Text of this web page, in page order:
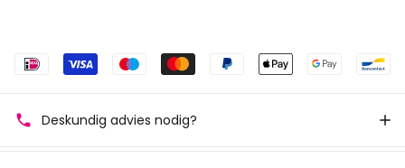
Deskundig advies nodig?